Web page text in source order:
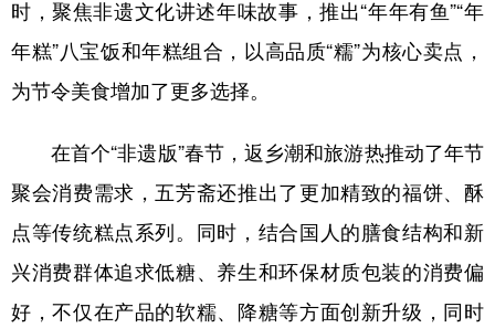
时，聚焦非遗文化讲述年味故事，推出“年年有鱼”“年
年糕”八宝饭和年糕组合，以高品质“糯”为核心卖点，
为节令美食增加了更多选择。
在首个“非遗版”春节，返乡潮和旅游热推动了年节
聚会消费需求，五芳斋还推出了更加精致的福饼、酥
点等传统糕点系列。同时，结合国人的膳食结构和新
兴消费群体追求低糖、养生和环保材质包装的消费偏
好，不仅在产品的软糯、降糖等方面创新升级，同时